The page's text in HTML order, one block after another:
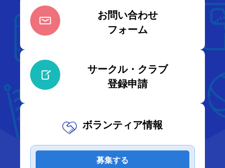
お問い合わせ
フォーム
サークル・クラブ
登録申請
ボランティア情報
募集する